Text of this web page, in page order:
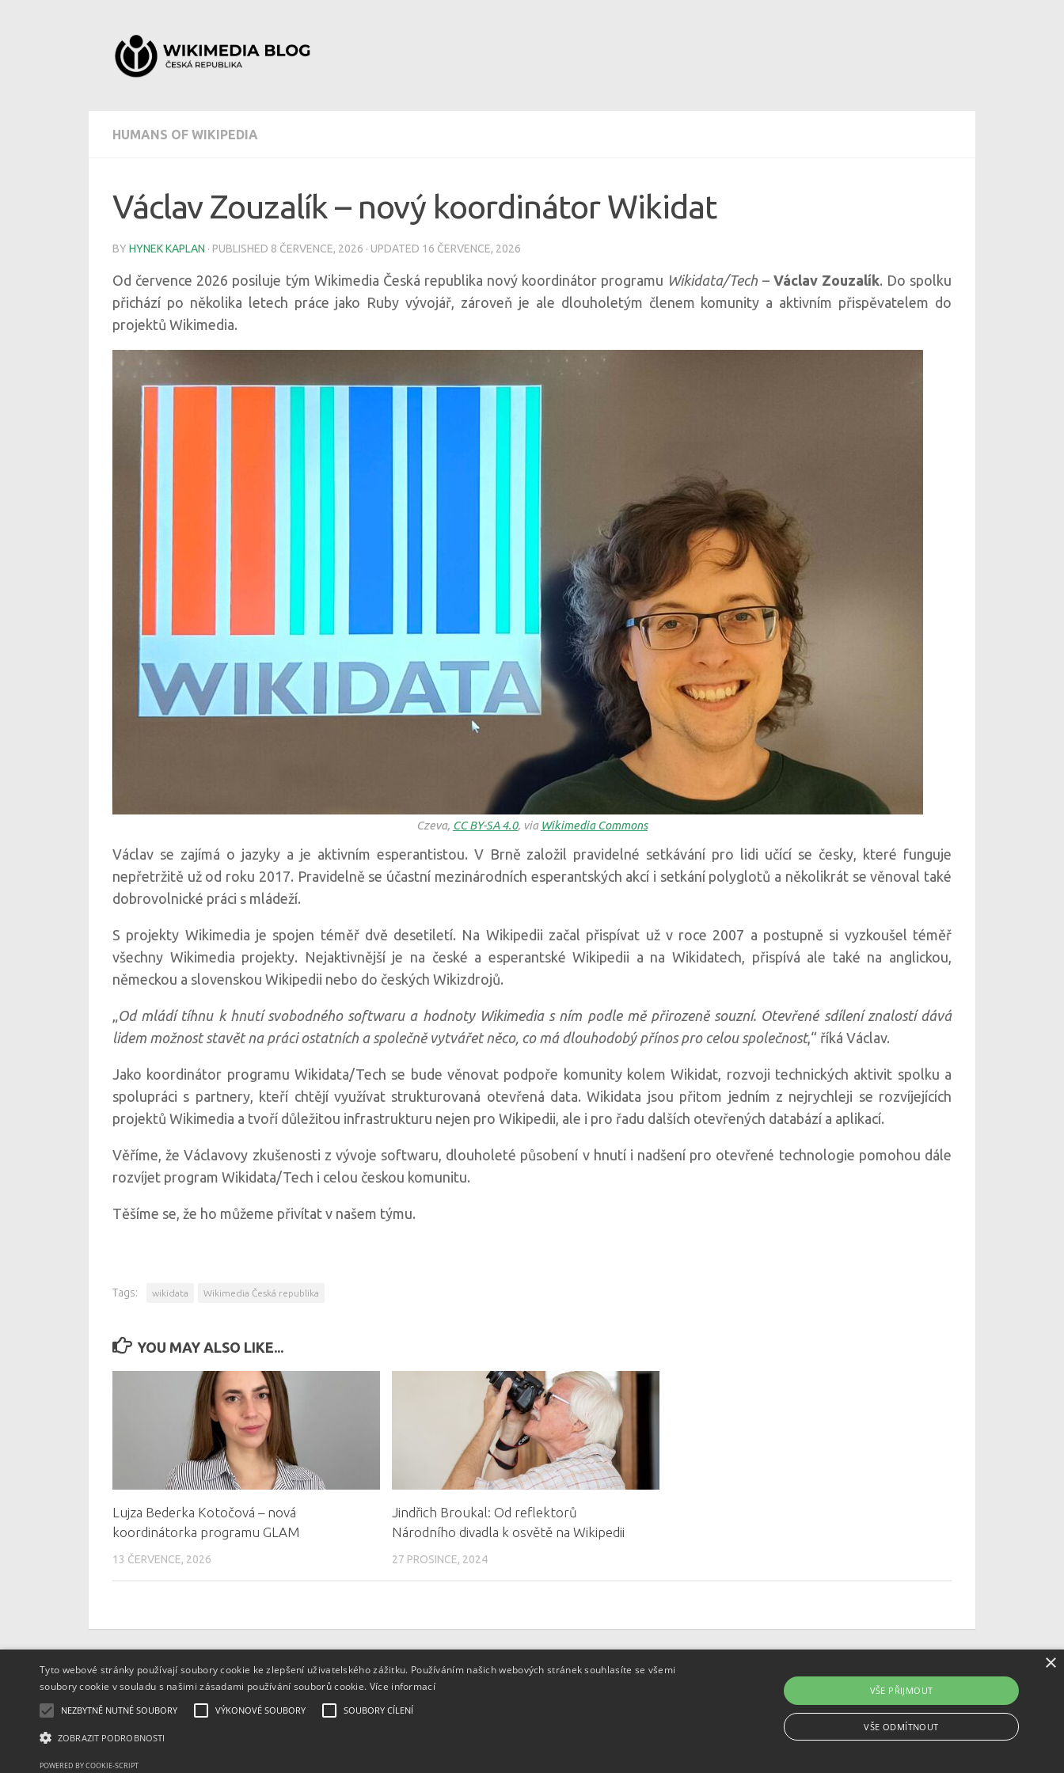
HUMANS OF WIKIPEDIA
Václav Zouzalík – nový koordinátor Wikidat
BY HYNEK KAPLAN · PUBLISHED 8 ČERVENCE, 2026 · UPDATED 16 ČERVENCE, 2026
Od července 2026 posiluje tým Wikimedia Česká republika nový koordinátor programu Wikidata/Tech – Václav Zouzalík. Do spolku
přichází po několika letech práce jako Ruby vývojář, zároveň je ale dlouholetým členem komunity a aktivním přispěvatelem do
projektů Wikimedia.
Czeva, CC BY-SA 4.0, via Wikimedia Commons
Václav se zajímá o jazyky a je aktivním esperantistou. V Brně založil pravidelné setkávání pro lidi učící se česky, které funguje
nepřetržitě už od roku 2017. Pravidelně se účastní mezinárodních esperantských akcí i setkání polyglotů a několikrát se věnoval také
dobrovolnické práci s mládeží.
S projekty Wikimedia je spojen téměř dvě desetiletí. Na Wikipedii začal přispívat už v roce 2007 a postupně si vyzkoušel téměř
všechny Wikimedia projekty. Nejaktivnější je na české a esperantské Wikipedii a na Wikidatech, přispívá ale také na anglickou,
německou a slovenskou Wikipedii nebo do českých Wikizdrojů.
Od mládí tíhnu k hnutí svobodného softwaru a hodnoty Wikimedia s ním podle mě přirozeně souzní. Otevřené sdílení znalostí dává
lidem možnost stavět na práci ostatních a společně vytvářet něco, co má dlouhodobý přínos pro celou společnost,“ říká Václav.
Jako koordinátor programu Wikidata/Tech se bude věnovat podpoře komunity kolem Wikidat, rozvoji technických aktivit spolku a
spolupráci s partnery, kteří chtějí využívat strukturovaná otevřená data. Wikidata jsou přitom jedním z nejrychleji se rozvíjejících
projektů Wikimedia a tvoří důležitou infrastrukturu nejen pro Wikipedii, ale i pro řadu dalších otevřených databází a aplikací.
Věříme, že Václavovy zkušenosti z vývoje softwaru, dlouholeté působení v hnutí i nadšení pro otevřené technologie pomohou dále
rozvíjet program Wikidata/Tech i celou českou komunitu.
Těšíme se, že ho můžeme přivítat v našem týmu.
Tags: wikidata Wikimedia Česká republika
YOU MAY ALSO LIKE...
Lujza Bederka Kotočová – nová
koordinátorka programu GLAM
13 ČERVENCE, 2026
Jindřich Broukal: Od reflektorů
Národního divadla k osvětě na Wikipedii
27 PROSINCE, 2024
Textový obsah je zveřejněn pod licencí Creative Commons BY 3.0 CZ
×
Tyto webové stránky používají soubory cookie ke zlepšení uživatelského zážitku. Používáním našich webových stránek souhlasíte se všemi
soubory cookie v souladu s našimi zásadami používání souborů cookie. Více informací
NEZBYTNĚ NUTNÉ SOUBORY VÝKONOVÉ SOUBORY SOUBORY CÍLENÍ
ZOBRAZIT PODROBNOSTI
VŠE PŘIJMOUT
VŠE ODMÍTNOUT
POWERED BY COOKIE-SCRIPT